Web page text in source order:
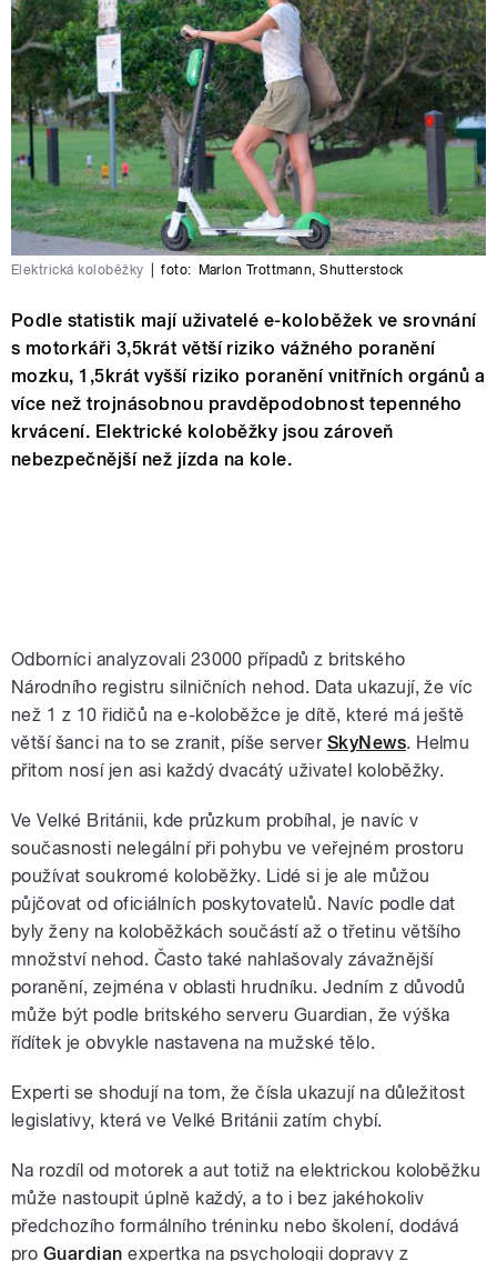
Elektrická koloběžky foto: Marlon Trottmann,Shutterstock
Podle statistik mají uživatelé e-koloběžek ve srovnání
s motorkáři 3,5krát větší riziko vážného poranění
mozku, 1,5krát vyšší riziko poranění vnitřních orgánů a
více než trojnásobnou pravděpodobnost tepenného
krvácení. Elektrické koloběžky jsou zároveň
nebezpečnější než jízda na kole.
Odborníci analyzovali 23000 případů z britského
Národního registru silničních nehod. Data ukazují, že víc
než 1 z 10 řidičů na e-koloběžce je dítě, které má ještě
větší šanci na to se zranit, píše server SkyNews. Helmu
přitom nosí jen asi každý dvacátý uživatel koloběžky.
Ve Velké Británii, kde průzkum probíhal, je navíc v
současnosti nelegální při pohybu ve veřejném prostoru
používat soukromé koloběžky. Lidé si je ale můžou
půjčovat od oficiálních poskytovatelů. Navíc podle dat
byly ženy na koloběžkách součástí až o třetinu většího
množství nehod. Často také nahlašovaly závažnější
poranění, zejména v oblasti hrudníku. Jedním z důvodů
může být podle britského serveru Guardian, že výška
řídítek je obvykle nastavena na mužské tělo.
Experti se shodují na tom, že čísla ukazují na důležitost
legislativy, která ve Velké Británii zatím chybí.
Na rozdíl od motorek a aut totiž na elektrickou koloběžku
může nastoupit úplně každý, a to i bez jakéhokoliv
předchozího formálního tréninku nebo školení, dodává
pro Guardian expertka na psychologii dopravy z